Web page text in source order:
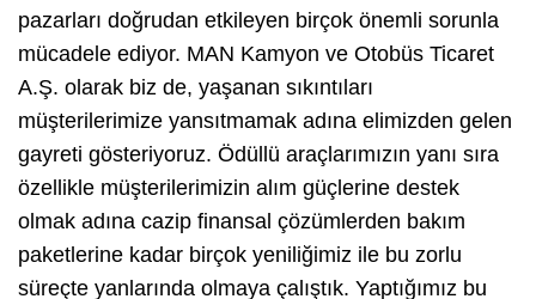
pazarları doğrudan etkileyen birçok önemli sorunla
mücadele ediyor. MAN Kamyon ve Otobüs Ticaret
A.Ş. olarak biz de, yaşanan sıkıntıları
müşterilerimize yansıtmamak adına elimizden gelen
gayreti gösteriyoruz. Ödüllü araçlarımızın yanı sıra
özellikle müşterilerimizin alım güçlerine destek
olmak adına cazip finansal çözümlerden bakım
paketlerine kadar birçok yeniliğimiz ile bu zorlu
süreçte yanlarında olmaya çalıştık. Yaptığımız bu